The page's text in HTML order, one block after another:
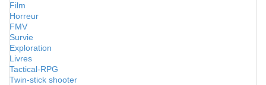
Film
Horreur
FMV
Survie
Exploration
Livres
Tactical-RPG
Twin-stick shooter